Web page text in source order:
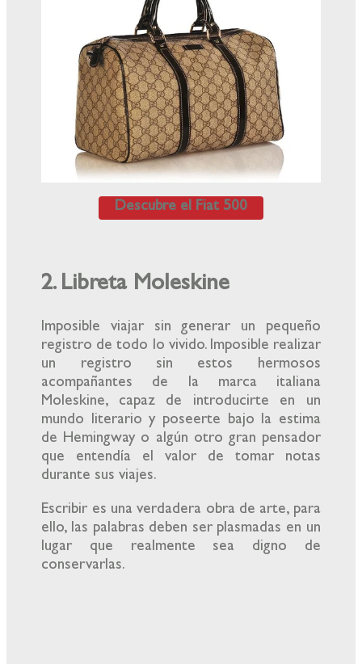
Descubre el Fiat 500
2. Libreta Moleskine
Imposible viajar sin generar un pequeño
registro de todo lo vivido. Imposible realizar
un registro sin estos hermosos
acompañantes de la marca italiana
Moleskine, capaz de introducirte en un
mundo literario y poseerte bajo la estima
de Hemingway o algún otro gran pensador
que entendía el valor de tomar notas
durante sus viajes.
Escribir es una verdadera obra de arte, para
ello, las palabras deben ser plasmadas en un
lugar que realmente sea digno de
conservarlas.